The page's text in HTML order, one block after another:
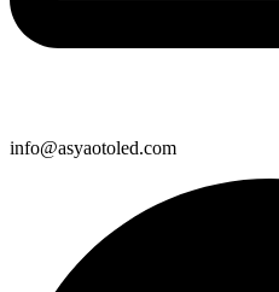
info@asyaotoled.com